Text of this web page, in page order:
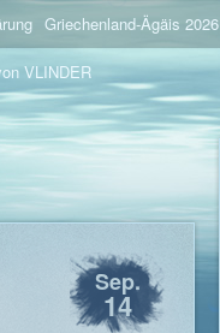
Griechenland-Ägäis 2026
VLINDER
Sep.
14